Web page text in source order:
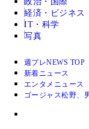
経済・ビジネス
IT・科学
写真
週プレNEWS TOP
新着ニュース
エンタメニュース
ゴージャス松野、